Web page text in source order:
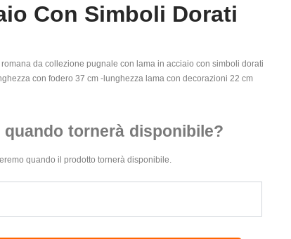
Con Simboli Dorati
da collezione pugnale con lama in acciaio con simboli dorati
con fodero 37 cm -lunghezza lama con decorazioni 22 cm
quando tornerà disponibile?
quando il prodotto tornerà disponibile.